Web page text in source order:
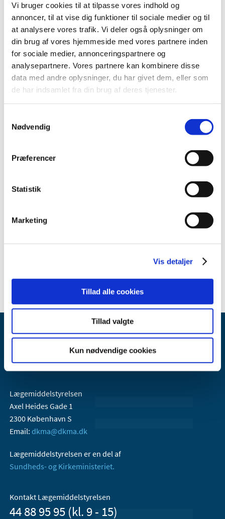
Vi bruger cookies til at tilpasse vores indhold og
annoncer, til at vise dig funktioner til sociale medier og til
at analysere vores trafik. Vi deler også oplysninger om
din brug af vores hjemmeside med vores partnere inden
for sociale medier, annonceringspartnere og
analysepartnere. Vores partnere kan kombinere disse
data med andre oplysninger, du har givet dem, eller som
de har indsamlet fra din brug af deres tjenester.
Nødvendig
Præferencer
Statistik
Marketing
Vis detaljer
Tillad alle cookies
Tillad valgte
Kun nødvendige cookies
2019 (41)
2018 (46)
2017 (36)
2016 (48)
2015 (31)
2014 (44)
2013 (45)
2012 (44)
2010 (7)
juni (1)
april (2)
2008 (8)
Lægemiddelstyrelsen
Axel Heides Gade 1
2300 København S
Email: dkma@dkma.dk
Lægemiddelstyrelsen er en del af
Sundheds- og Kirkeministeriet.
Kontakt Lægemiddelstyrelsen
44 88 95 95 (kl. 9 - 15)